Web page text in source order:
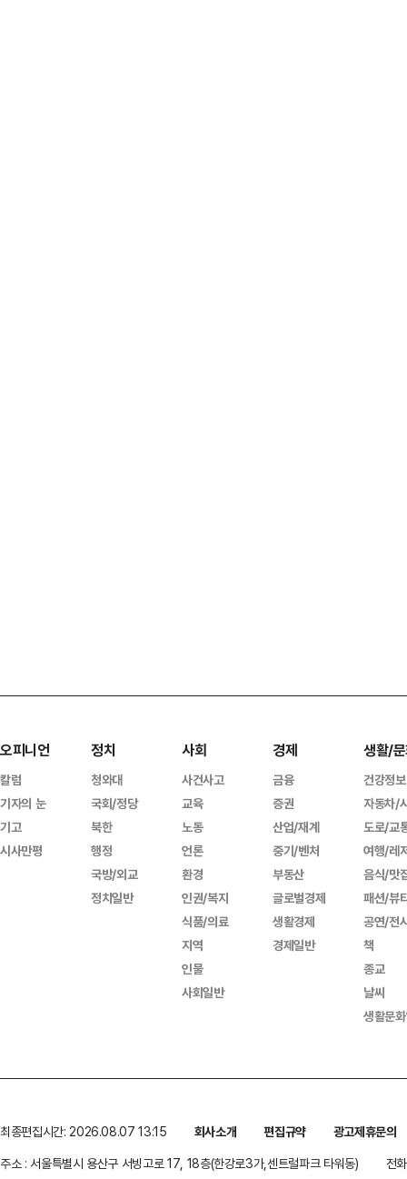
오피니언
칼럼
기자의 눈
기고
시사만평
정치
청와대
국회/정당
북한
행정
국방/외교
정치일반
사회
사건사고
교육
노동
언론
환경
인권/복지
식품/의료
지역
인물
사회일반
경제
금융
증권
산업/재계
중기/벤처
부동산
글로벌경제
생활경제
경제일반
생활/
건강정보
자동차/
도로/교
여행/레
음식/맛
패션/뷰
공연/전
책
종교
날씨
생활문
최종편집시간: 2026.08.07 13:15 회사소개 편집규약
광고제휴문의
주소 : 서울특별시 용산구 서빙고로 17, 18층(한강로3가,센트럴파크 타워동)
전